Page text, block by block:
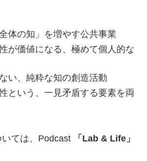
体の知」を増やす公共事業
が価値になる、極めて個人的な
い、純粋な知の創造活動
という、一見矛盾する要素を両
ては、Podcast
「Lab & Life」